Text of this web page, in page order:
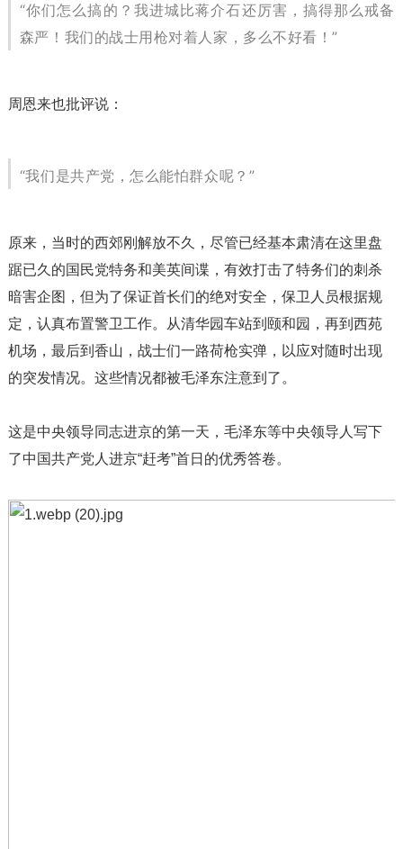
“你们怎么搞的？我进城比蒋介石还厉害，搞得那么戒备
森严！我们的战士用枪对着人家，多么不好看！”
周恩来也批评说：
“我们是共产党，怎么能怕群众呢？”
原来，当时的西郊刚解放不久，尽管已经基本肃清在这里盘
踞已久的国民党特务和美英间谍，有效打击了特务们的刺杀
暗害企图，但为了保证首长们的绝对安全，保卫人员根据规
定，认真布置警卫工作。从清华园车站到颐和园，再到西苑
机场，最后到香山，战士们一路荷枪实弹，以应对随时出现
的突发情况。这些情况都被毛泽东注意到了。
这是中央领导同志进京的第一天，毛泽东等中央领导人写下
了中国共产党人进京“赶考”首日的优秀答卷。